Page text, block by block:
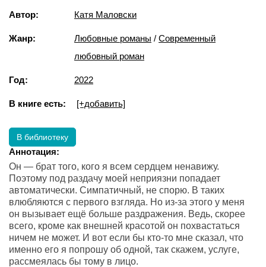
Автор: Катя Маловски
Жанр: Любовные романы / Современный
любовный роман
Год: 2022
В книге есть: [+добавить]
В библиотеку
Аннотация:
Он — брат того, кого я всем сердцем ненавижу.
Поэтому под раздачу моей неприязни попадает
автоматически. Симпатичный, не спорю. В таких
влюбляются с первого взгляда. Но из-за этого у меня
он вызывает ещё больше раздражения. Ведь, скорее
всего, кроме как внешней красотой он похвастаться
ничем не может. И вот если бы кто-то мне сказал, что
именно его я попрошу об одной, так скажем, услуге,
рассмеялась бы тому в лицо.